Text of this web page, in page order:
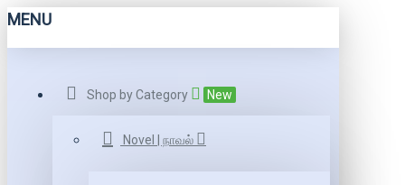
MENU
Shop by Category New
Novel | நாவல்